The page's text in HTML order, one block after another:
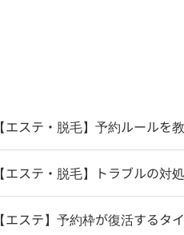
【エステ・脱毛】予約ルールを
【エステ・脱毛】トラブルの対
【エステ】予約枠が復活するタ